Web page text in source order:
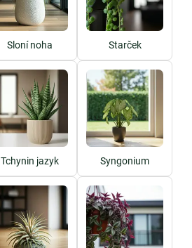
Sloní noha Starček
Tchynin jazyk Syngonium